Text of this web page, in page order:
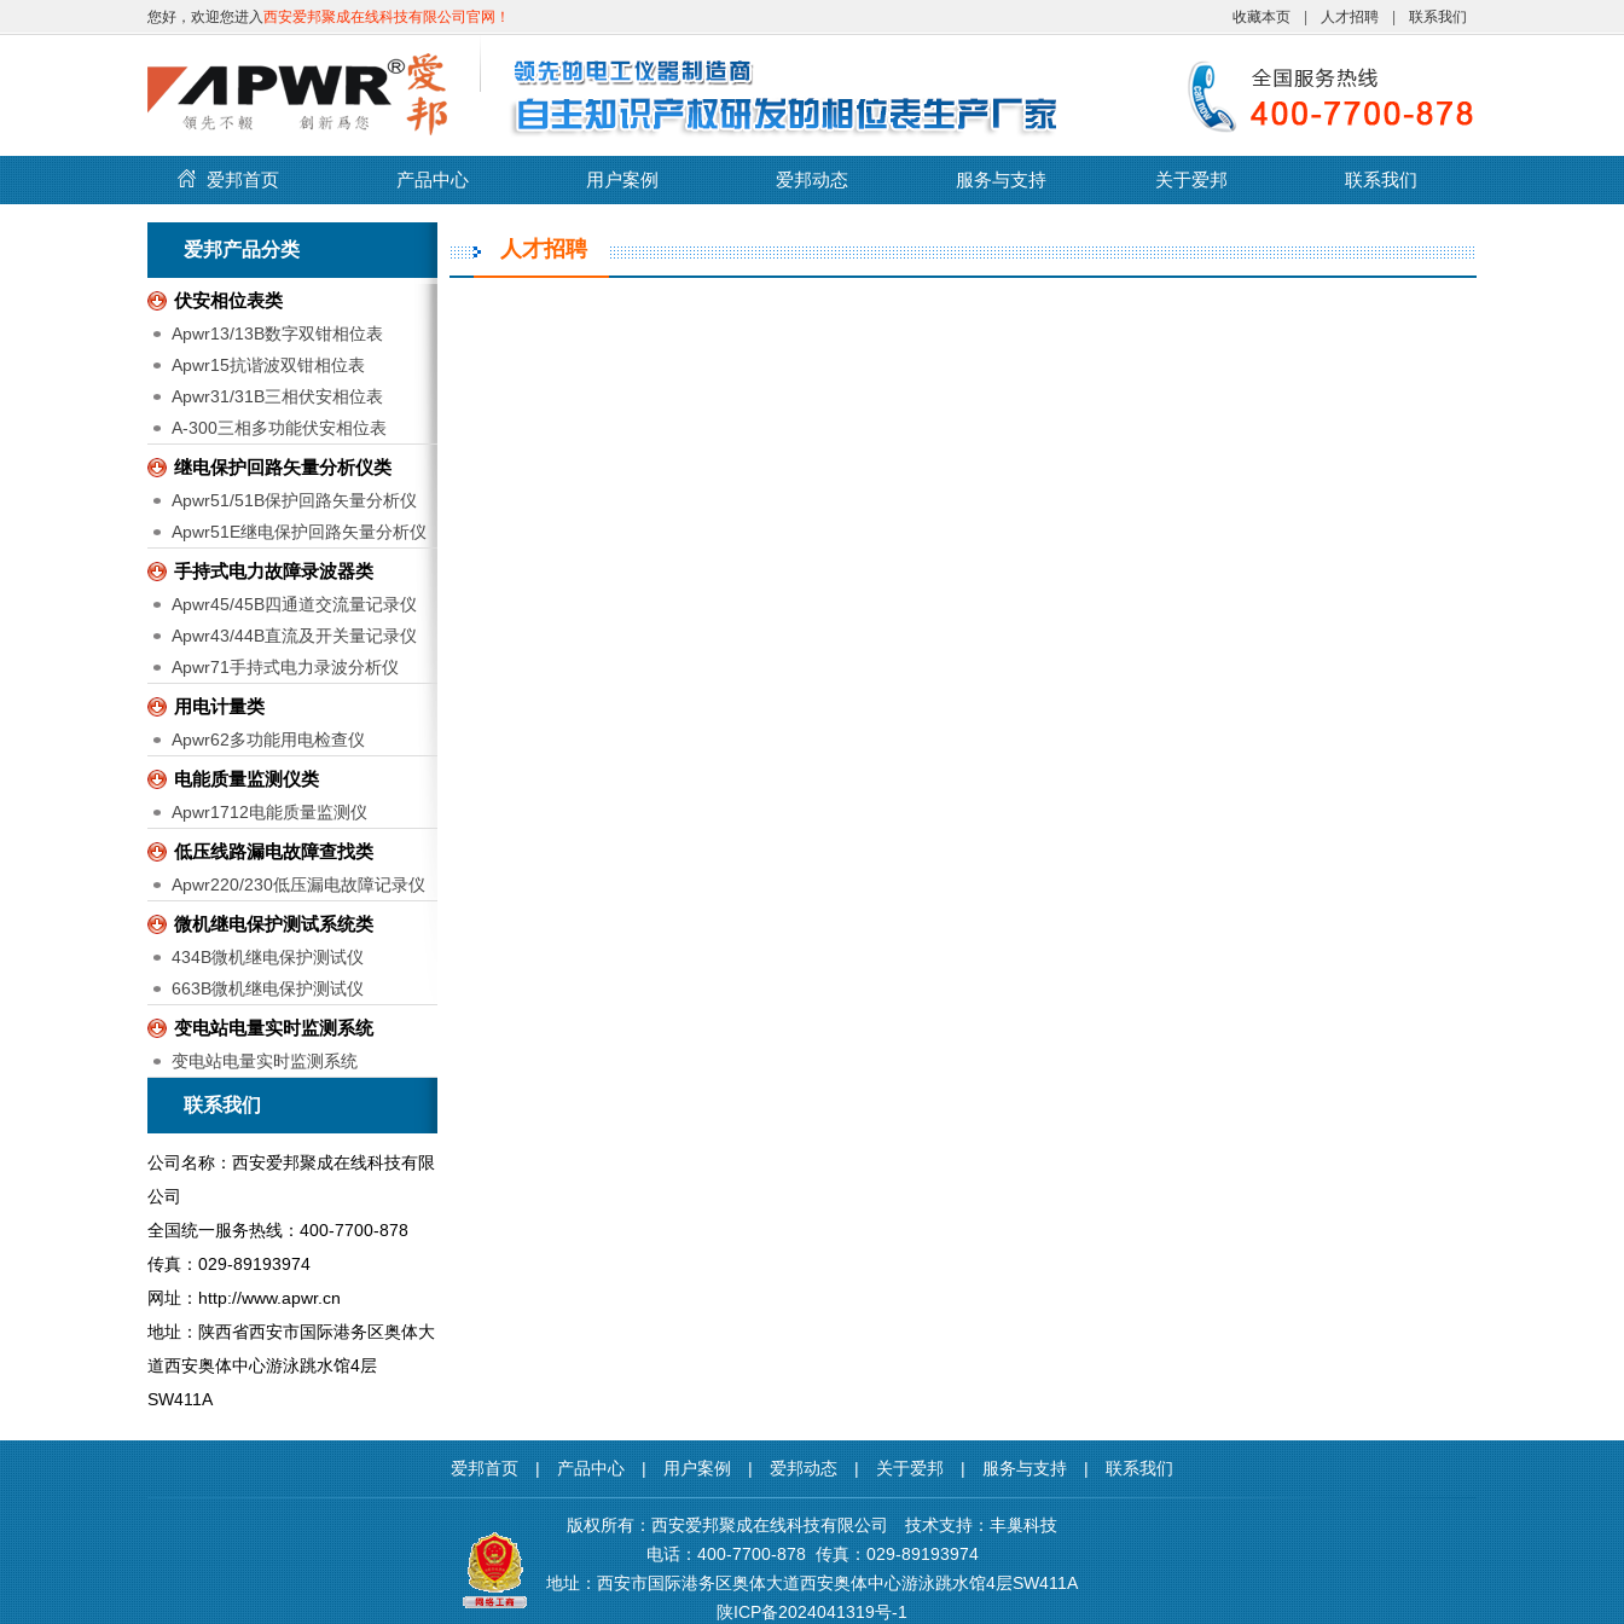
您好，欢迎您进入西安爱邦聚成在线科技有限公司官网！ 收藏本页 人才招聘 联系我们
爱邦首页 产品中心 用户案例 爱邦动态 服务与支持 关于爱邦 联系我们
爱邦产品分类
伏安相位表类
Apwr13/13B数字双钳相位表
Apwr15抗谐波双钳相位表
Apwr31/31B三相伏安相位表
A-300三相多功能伏安相位表
继电保护回路矢量分析仪类
Apwr51/51B保护回路矢量分析仪
Apwr51E继电保护回路矢量分析仪
手持式电力故障录波器类
Apwr45/45B四通道交流量记录仪
Apwr43/44B直流及开关量记录仪
Apwr71手持式电力录波分析仪
用电计量类
Apwr62多功能用电检查仪
电能质量监测仪类
Apwr1712电能质量监测仪
低压线路漏电故障查找类
Apwr220/230低压漏电故障记录仪
微机继电保护测试系统类
434B微机继电保护测试仪
663B微机继电保护测试仪
变电站电量实时监测系统
变电站电量实时监测系统
联系我们
公司名称：西安爱邦聚成在线科技有限
公司
全国统一服务热线：400-7700-878
传真：029-89193974
网址：http://www.apwr.cn
地址：陕西省西安市国际港务区奥体大
道西安奥体中心游泳跳水馆4层
SW411A
人才招聘
爱邦首页 | 产品中心 | 用户案例 | 爱邦动态 | 关于爱邦 | 服务与支持 | 联系我们
版权所有：西安爱邦聚成在线科技有限公司 技术支持： 丰巢科技
电话：400-7700-878 传真：029-89193974
地址：西安市国际港务区奥体大道西安奥体中心游泳跳水馆4层SW411A
陕ICP备2024041319号-1